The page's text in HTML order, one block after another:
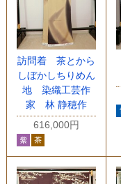
訪問着 茶とから
しぼかしちりめん
地 染織工芸作
家 林 静穂作
616,000円